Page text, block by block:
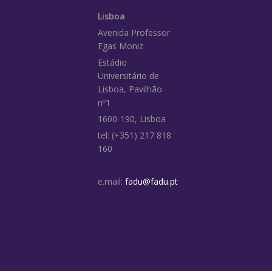
Lisboa
Avenida Professor
Egas Moniz
Estádio
Universitário de
Lisboa, Pavilhão
nº1
1600-190, Lisboa
tel: (+351) 217 818
160
e.mail: fadu@fadu.pt